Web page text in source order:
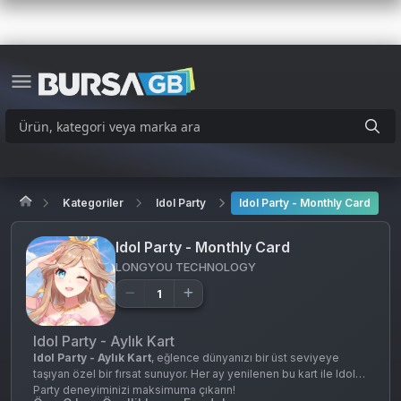
Kategoriler Idol Party Idol Party - Monthly Card
Idol Party - Monthly Card
LONGYOU TECHNOLOGY
Idol Party - Aylık Kart
Idol Party - Aylık Kart, eğlence dünyanızı bir üst seviyeye
taşıyan özel bir fırsat sunuyor. Her ay yenilenen bu kart ile Idol
Party deneyiminizi maksimuma çıkarın!